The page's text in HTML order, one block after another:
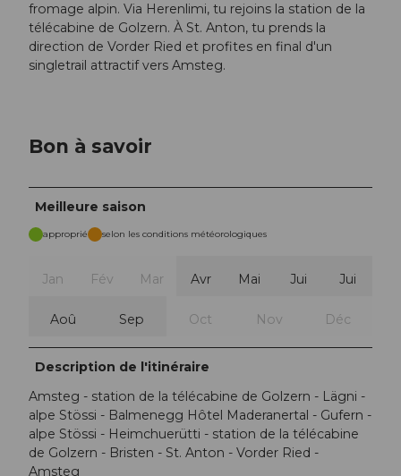
fromage alpin. Via Herenlimi, tu rejoins la station de la
télécabine de Golzern. À St. Anton, tu prends la
direction de Vorder Ried et profites en final d'un
singletrail attractif vers Amsteg.
Bon à savoir
Meilleure saison
approprié selon les conditions météorologiques
Jan Fév Mar Avr Mai Jui Jui
Aoû Sep Oct Nov Déc
Description de l'itinéraire
Amsteg - station de la télécabine de Golzern - Lägni -
alpe Stössi - Balmenegg Hôtel Maderanertal - Gufern -
alpe Stössi - Heimchuerütti - station de la télécabine
de Golzern - Bristen - St. Anton - Vorder Ried -
Amsteg